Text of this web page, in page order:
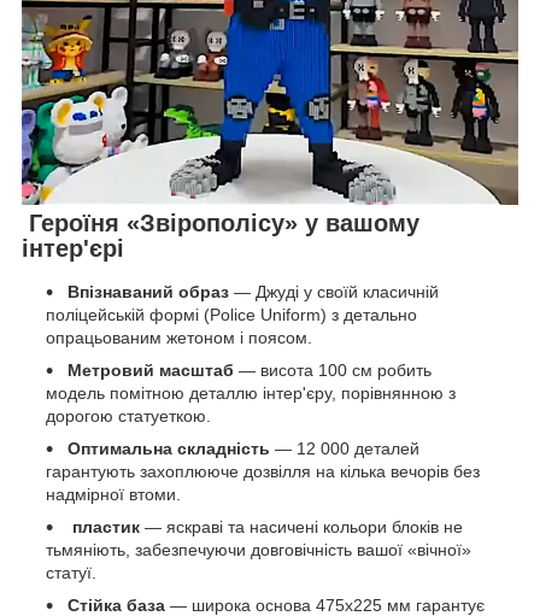
Героїня «Звірополісу» у вашому
інтер'єрі
Впізнаваний образ — Джуді у своїй класичній
поліцейській формі (Police Uniform) з детально
опрацьованим жетоном і поясом.
Метровий масштаб — висота 100 см робить
модель помітною деталлю інтер'єру, порівнянною з
дорогою статуеткою.
Оптимальна складність — 12 000 деталей
гарантують захоплююче дозвілля на кілька вечорів без
надмірної втоми.
пластик — яскраві та насичені кольори блоків не
тьмяніють, забезпечуючи довговічність вашої «вічної»
статуї.
Стійка база — широка основа 475х225 мм гарантує